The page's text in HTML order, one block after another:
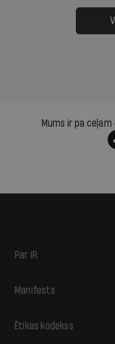
Mums ir pa ceļam
Par IR
Manifests
Ētikas kodekss